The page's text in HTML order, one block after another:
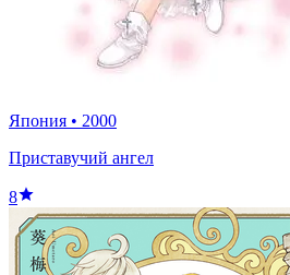
Япония • 2000
Приставучий ангел
8